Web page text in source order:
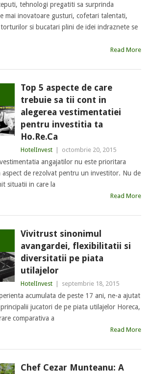
tehnologi pregatiti sa surprinda
mai inovatoare gusturi, cofetari talentati,
si bucatari plini de idei indraznete se
Read More
Top 5 aspecte de care
trebuie sa tii cont in
alegerea vestimentatiei
pentru investitia ta
Ho.Re.Ca
HotelInvest octombrie 20, 2015
angajatilor nu este prioritara
aspect de rezolvat pentru un investitor. Nu de
situatii in care la
Read More
Vivitrust sinonimul
avangardei, flexibilitatii si
diversitatii pe piata
utilajelor
HotelInvest septembrie 18, 2015
acumulata de peste 17 ani, ne-a ajutat
jucatori de pe piata utilajelor Horeca,
comparativa a
Read More
Chef Cezar Munteanu: A